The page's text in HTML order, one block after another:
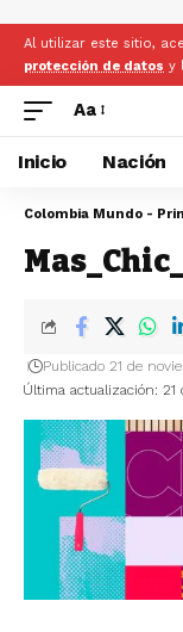
Al utilizar este sitio,
protección de datos y
Aa
Inicio Nación
Mas_Chic_
Última actualización: 21
Publicado 21 de